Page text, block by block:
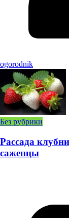
ogorodnik
Без рубрики
Рассада
саженцы